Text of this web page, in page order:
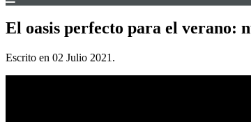
El oasis perfecto para el verano:
Escrito en 02 Julio 2021 .